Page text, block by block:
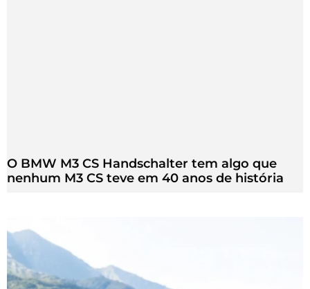
O BMW M3 CS Handschalter tem algo que
nenhum M3 CS teve em 40 anos de história